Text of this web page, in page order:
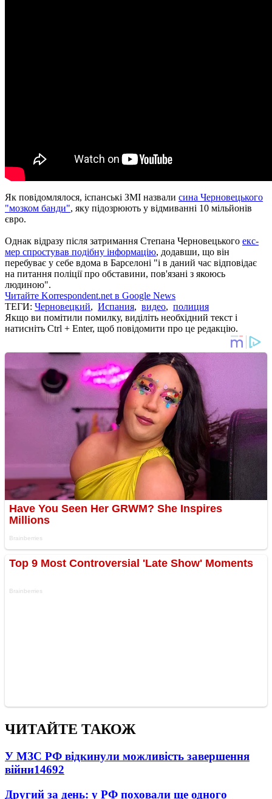
Як повідомлялося, іспанські ЗМІ назвали сина Черновецького
"мозком банди", яку підозрюють у відмиванні 10 мільйонів
євро.
Однак відразу після затримання Степана Черновецького екс-
мер спростував подібну інформацію, додавши, що він
перебуває у себе вдома в Барселоні "і в даний час відповідає
на питання поліції про обставини, пов'язані з якоюсь
людиною".
Читайте Korrespondent.net в Google News
ТЕГИ: Черновецкий, Испания, видео, полиция
Якщо ви помітили помилку, виділіть необхідний текст і
натисніть Ctrl + Enter, щоб повідомити про це редакцію.
ЧИТАЙТЕ ТАКОЖ
У МЗС РФ відкинули можливість завершення
війни14692
Другий за день: у РФ поховали ще одного